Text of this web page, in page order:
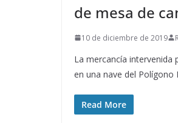
de mesa de
10 de diciembre de 2019
La mercancía
en una nave del Polígono
Read More